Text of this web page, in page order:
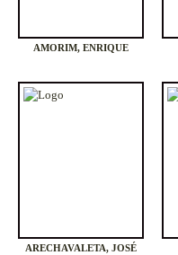
AMORIM, ENRIQUE
ARECHAVALETA, JOSÉ